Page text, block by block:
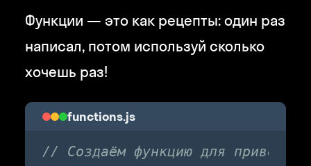
Функции — это как рецепты: один раз
написал, потом используй сколько
хочешь раз!
functions.js
// Создаём функцию для